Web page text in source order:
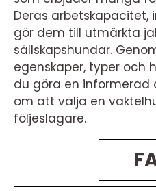
Deras arbetskapacitet,
gör dem till utmärkta
sällskapshundar.
egenskaper, typer och
du göra en informerad
om att välja en
följeslagare.